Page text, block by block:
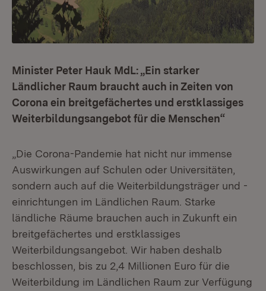
Minister Peter Hauk MdL: „Ein starker
Ländlicher Raum braucht auch in Zeiten von
Corona ein breitgefächertes und erstklassiges
Weiterbildungsangebot für die Menschen“
„Die Corona-Pandemie hat nicht nur immense
Auswirkungen auf Schulen oder Universitäten,
sondern auch auf die Weiterbildungsträger und -
einrichtungen im Ländlichen Raum. Starke
ländliche Räume brauchen auch in Zukunft ein
breitgefächertes und erstklassiges
Weiterbildungsangebot. Wir haben deshalb
beschlossen, bis zu 2,4 Millionen Euro für die
Weiterbildung im Ländlichen Raum zur Verfügung